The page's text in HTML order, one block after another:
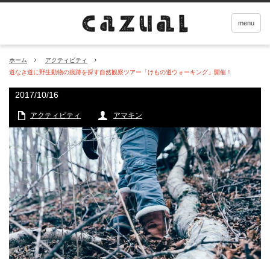
menu
ホーム
アクティビティ
道なき道に野生動物の痕跡を探す自然観察ツアー「けもの道ウォーキング」開催！
2017/10/16
アクティビティ アマキン